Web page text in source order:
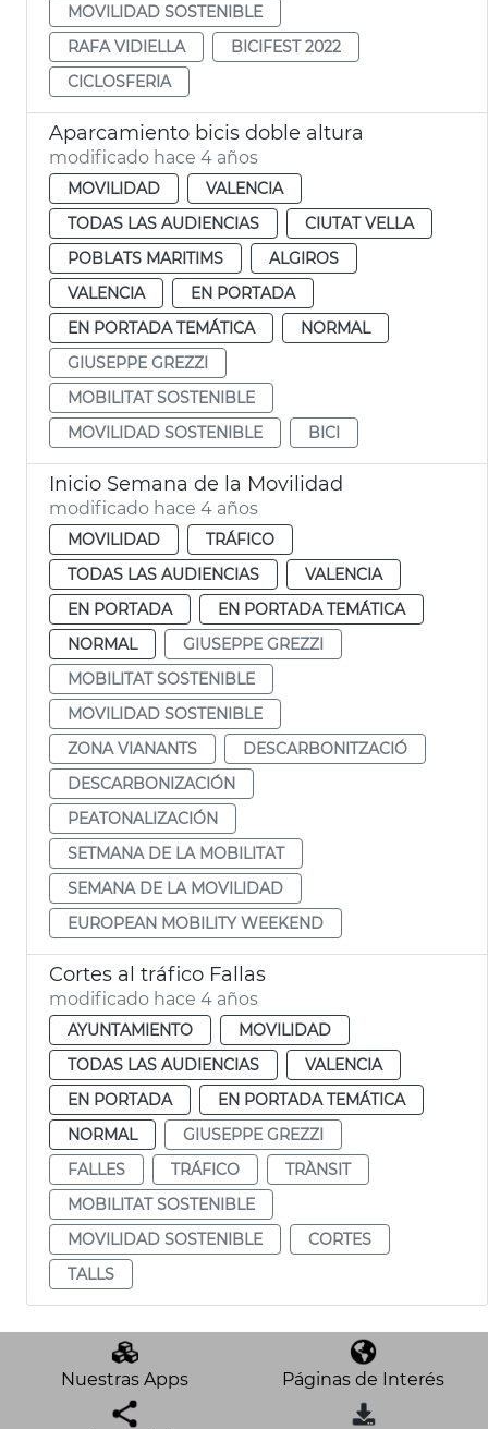
MOVILIDAD SOSTENIBLE
RAFA VIDIELLA
BICIFEST 2022
CICLOSFERIA
Aparcamiento bicis doble altura
modificado hace 4 años
MOVILIDAD
VALENCIA
TODAS LAS AUDIENCIAS
CIUTAT VELLA
POBLATS MARITIMS
ALGIROS
VALENCIA
EN PORTADA
EN PORTADA TEMÁTICA
NORMAL
GIUSEPPE GREZZI
MOBILITAT SOSTENIBLE
MOVILIDAD SOSTENIBLE
BICI
Inicio Semana de la Movilidad
modificado hace 4 años
MOVILIDAD
TRÁFICO
TODAS LAS AUDIENCIAS
VALENCIA
EN PORTADA
EN PORTADA TEMÁTICA
NORMAL
GIUSEPPE GREZZI
MOBILITAT SOSTENIBLE
MOVILIDAD SOSTENIBLE
ZONA VIANANTS
DESCARBONITZACIÓ
DESCARBONIZACIÓN
PEATONALIZACIÓN
SETMANA DE LA MOBILITAT
SEMANA DE LA MOVILIDAD
EUROPEAN MOBILITY WEEKEND
Cortes al tráfico Fallas
modificado hace 4 años
AYUNTAMIENTO
MOVILIDAD
TODAS LAS AUDIENCIAS
VALENCIA
EN PORTADA
EN PORTADA TEMÁTICA
NORMAL
GIUSEPPE GREZZI
FALLES
TRÁFICO
TRÀNSIT
MOBILITAT SOSTENIBLE
MOVILIDAD SOSTENIBLE
CORTES
TALLS
Nuestras Apps Páginas de Interés